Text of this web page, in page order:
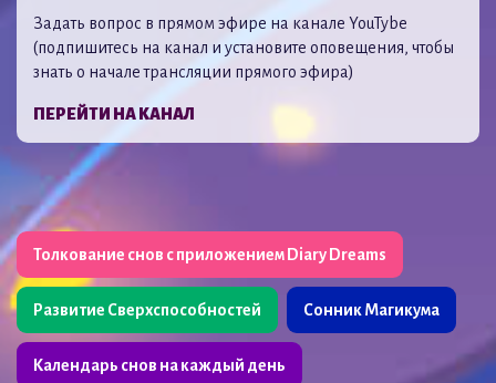
Задать вопрос в прямом эфире на канале YouTybe
(подпишитесь на канал и установите оповещения, чтобы
знать о начале трансляции прямого эфира)
ПЕРЕЙТИ НА КАНАЛ
Толкование снов с приложением Diary Dreams
Развитие Сверхспособностей Сонник Магикума
Календарь снов на каждый день